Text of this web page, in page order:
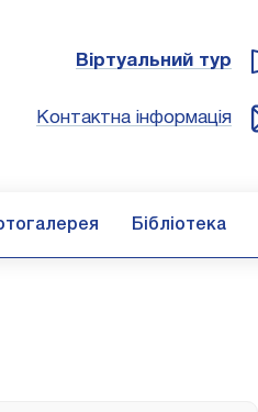
Віртуальний тур
Контактна інформація
Бібліотека